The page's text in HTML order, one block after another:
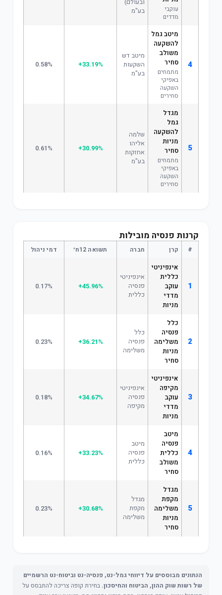
עוקבי
מדדים
בע"מ
4
מיטב גמל
להשקעה
משולב
סחיר
מתמחים
באפיקי
השקעה
סחירים
מיטב דש
השקעות
בע"מ
+33.19%
0.58%
5
מגדל
גמל
להשקעה
מניות
סחיר
מתמחים
באפיקי
השקעה
סחירים
שלמה
אליהו
אחזקות
בע"מ
+30.99%
0.61%
קרנות פנסיה מובילות
# קרן חברה תשואה 12ח׳ דמי ניהול
1
אינפיניטי
כללית
עוקב
מדדי
מניות
אינפיניטי
פנסיה
כללית
+45.96%
0.17%
2
כלל
פנסיה
משלימה
מניות
סחיר
כלל
פנסיה
משלימה
+36.21%
0.23%
3
אינפיניטי
מקיפה
עוקב
מדדי
מניות
אינפיניטי
פנסיה
מקיפה
+34.67%
0.18%
4
מיטב
פנסיה
כללית
משולב
סחיר
מיטב
פנסיה
כללית
+33.23%
0.16%
5
מגדל
מקפת
משלימה
מניות
סחיר
מגדל
מקפת
משלימה
+30.68%
0.23%
הנתונים מבוססים על דיווחי גמל-נט, פנסיה-נט וביטוח-נט הרשמיים
של רשות שוק ההון, הביטוח והחיסכון. בחירת קופה צריכה להתבסס על